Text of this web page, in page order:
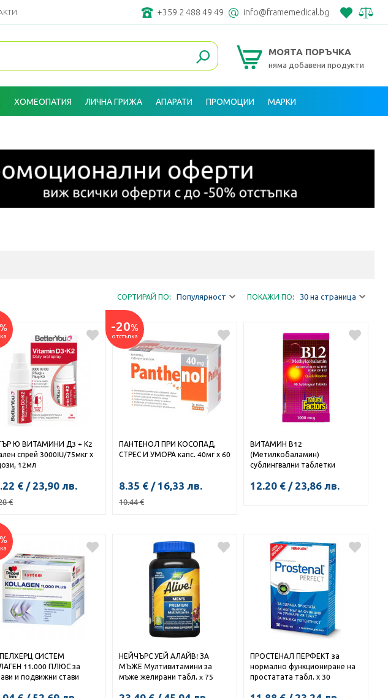
+359 2 488 49 49 info@framemedical.bg
МОЯТА ПОРЪЧКА
няма добавени продукти
ХОМЕОПАТИЯ ЛИЧНА ГРИЖА АПАРАТИ ПРОМОЦИИ МАРКИ
СОРТИРАЙ ПО: Популярност ПОКАЖИ ПО: 30 на страница
%
Ю ВИТАМИНИ Д3 + К2
спрей 3000IU/75мкг х
12мл
€ / 23,90 лв.
€
-20%
отстъпка
ПАНТЕНОЛ ПРИ КОСОПАД,
СТРЕС И УМОРА капс. 40мг х 60
8.35 € / 16,33 лв.
10.44€
ВИТАМИН В12
(Метилкобаламин)
сублингвални таблетки
12.20 € / 23,86 лв.
%
СИСТЕМ
11.000 ПЛЮС за
и подвижни стави
x 30
НЕЙЧЪРС УЕЙ АЛАЙВ! ЗА
МЪЖЕ Мултивитамини за
мъже желирани табл. x 75
ПРОСТЕНАЛ ПЕРФЕКТ за
нормално функциониране на
простатата табл. х 30